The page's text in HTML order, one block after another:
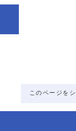
このページを